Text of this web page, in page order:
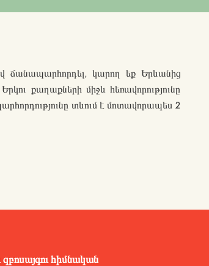
ճանապարհորդել, կարող եք Երևանից
քաղաքների միջև հեռավորությունը
տևում է մոտավորապես 2
զբոսայգու հիմնական